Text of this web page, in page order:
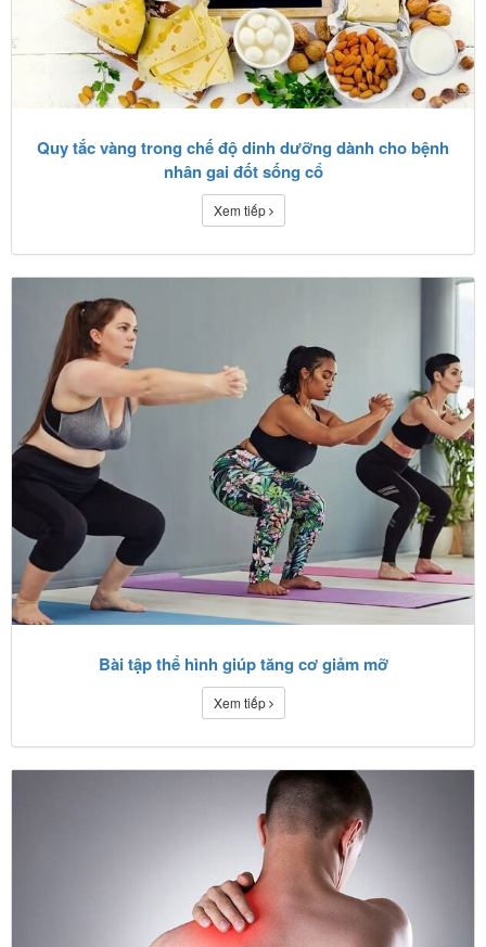
Quy tắc vàng trong chế độ dinh dưỡng dành cho bệnh
nhân gai đốt sống cổ
Xem tiếp
Bài tập thể hình giúp tăng cơ giảm mỡ
Xem tiếp